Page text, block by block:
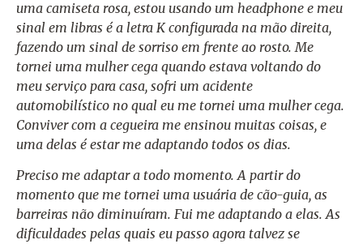
uma camiseta rosa, estou usando um headphone e meu
sinal em libras é a letra K configurada na mão direita,
fazendo um sinal de sorriso em frente ao rosto. Me
tornei uma mulher cega quando estava voltando do
meu serviço para casa, sofri um acidente
automobilístico no qual eu me tornei uma mulher cega.
Conviver com a cegueira me ensinou muitas coisas, e
uma delas é estar me adaptando todos os dias.
Preciso me adaptar a todo momento. A partir do
momento que me tornei uma usuária de cão-guia, as
barreiras não diminuíram. Fui me adaptando a elas. As
dificuldades pelas quais eu passo agora talvez se